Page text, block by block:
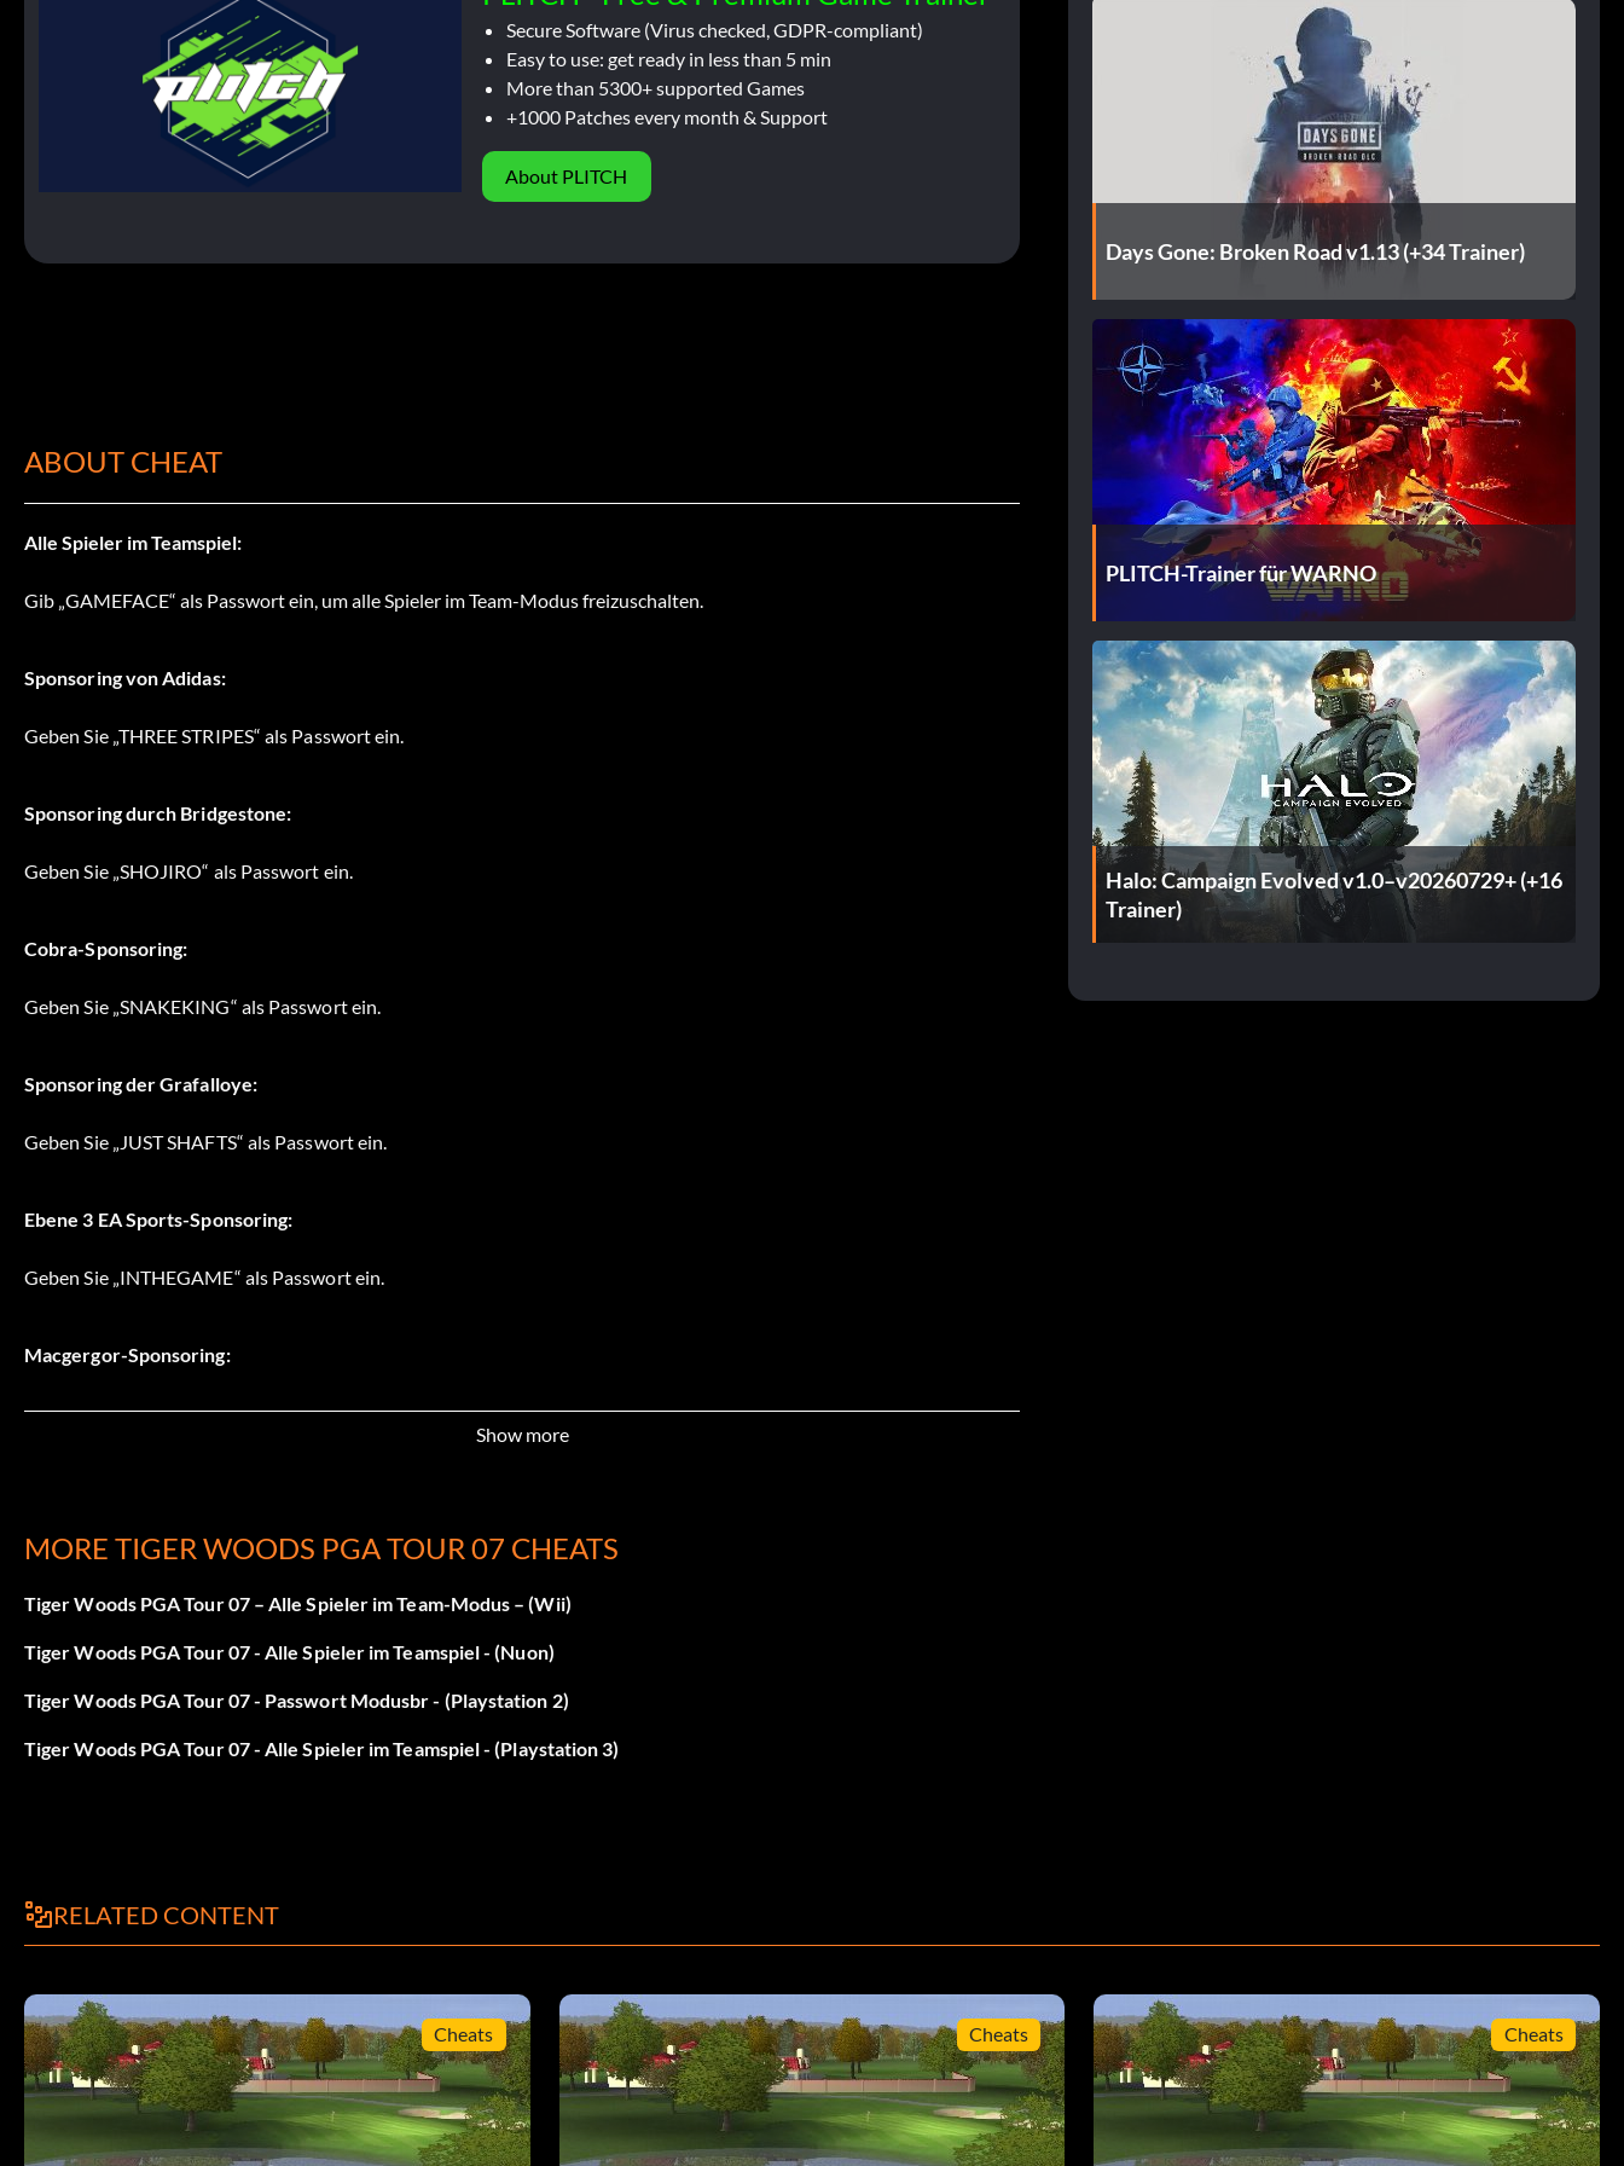
Secure Software (Virus checked, GDPR-compliant)
Easy to use: get ready in less than 5 min
More than 5300+ supported Games
+1000 Patches every month & Support
About PLITCH
ABOUT CHEAT
Alle Spieler im Teamspiel:
Gib „GAMEFACE“ als Passwort ein, um alle Spieler im Team-Modus freizuschalten.
Sponsoring von Adidas:
Geben Sie „THREE STRIPES“ als Passwort ein.
Sponsoring durch Bridgestone:
Geben Sie „SHOJIRO“ als Passwort ein.
Cobra-Sponsoring:
Geben Sie „SNAKEKING“ als Passwort ein.
Sponsoring der Grafalloye:
Geben Sie „JUST SHAFTS“ als Passwort ein.
Ebene 3 EA Sports-Sponsoring:
Geben Sie „INTHEGAME“ als Passwort ein.
Macgergor-Sponsoring:
Geben Sie „MACTEC“ als Passwort ein.
Geben Sie „RIHACHINRZO“ als Passwort ein.
Oakley-Sponsoring:
Geben Sie „LIGHTNING“ als Passwort ein.
Ping-Sponsoring:
Geben Sie „SOLHEIM“ als Passwort ein.
Show more
MORE TIGER WOODS PGA TOUR 07 CHEATS
Tiger Woods PGA Tour 07 – Alle Spieler im Team-Modus – (Wii)
Tiger Woods PGA Tour 07 - Alle Spieler im Teamspiel - (Nuon)
Tiger Woods PGA Tour 07 - Passwort Modusbr - (Playstation 2)
Tiger Woods PGA Tour 07 - Alle Spieler im Teamspiel - (Playstation 3)
Days Gone: Broken Road v1.13 (+34 Trainer)
PLITCH-Trainer für WARNO
Halo: Campaign Evolved v1.0–v20260729+ (+16
Trainer)
RELATED CONTENT
Cheats Cheats Cheats